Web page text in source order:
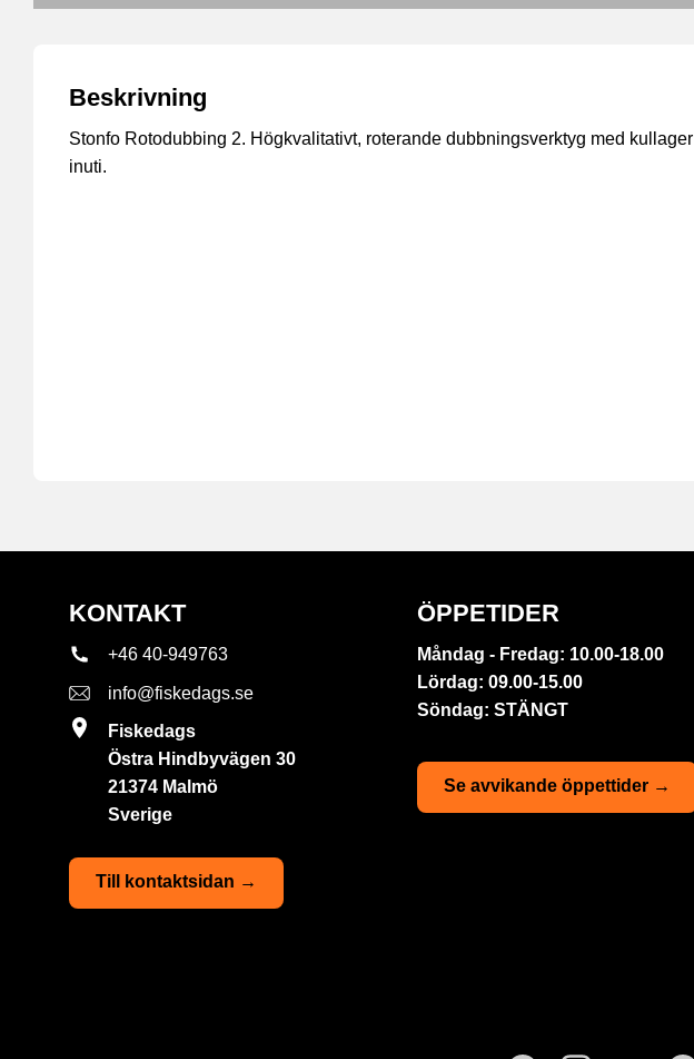
Beskrivning
Stonfo Rotodubbing 2. Högkvalitativt, roterande dubbningsverktyg med kullager
inuti.
KONTAKT
+46 40-949763
info@fiskedags.se
Fiskedags
Östra Hindbyvägen 30
21374 Malmö
Sverige
Till kontaktsidan →
ÖPPETIDER
Måndag - Fredag: 10.00-18.00
Lördag: 09.00-15.00
Söndag: STÄNGT
Se avvikande öppettider →